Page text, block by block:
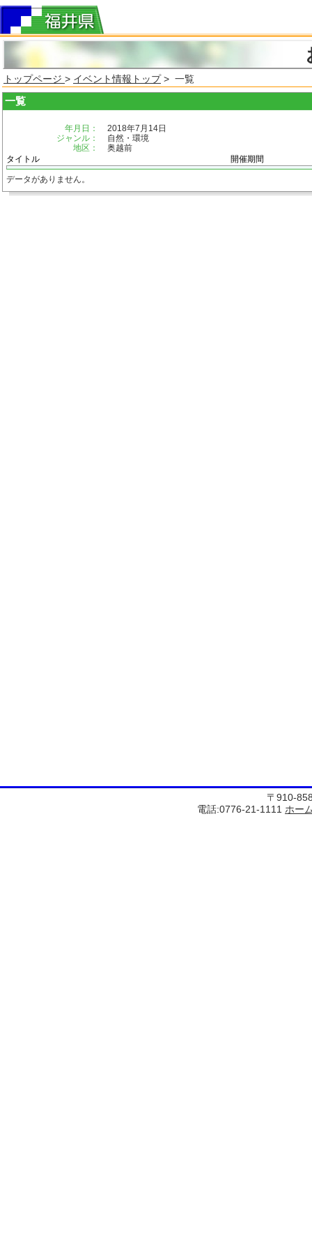
トップページ > イベント情報トップ> 一覧
一覧
年月日：
2018年7月14日
ジャンル：
自然・環境
地区：
奥越前
タイトル
開催期間
データがありません。
〒910-
電話:0776-21-1111 ホー